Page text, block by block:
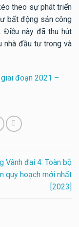
theo sự phát triển
bất động sản công
Điều này đã thu hút
nhà đầu tư trong và
đoạn 2021 –
Vành đai 4: Toàn bộ
quy hoạch mới nhất
[2023]